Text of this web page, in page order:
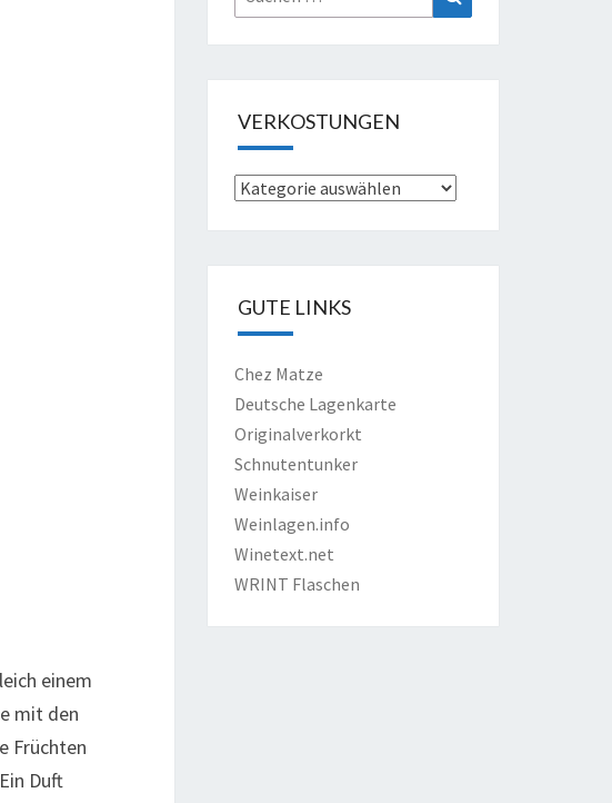
einem
mit den
Früchten
Duft
nach:
VERKOSTUNGEN
Verkostungen
GUTE LINKS
Chez Matze
Deutsche Lagenkarte
Originalverkorkt
Schnutentunker
Weinkaiser
Weinlagen.info
Winetext.net
WRINT Flaschen